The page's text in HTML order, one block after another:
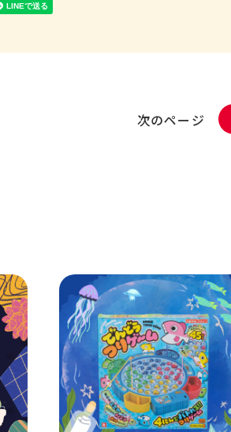
次のページ